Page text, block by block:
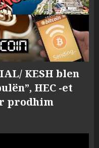
KESH blen
HEC -et
prodhim